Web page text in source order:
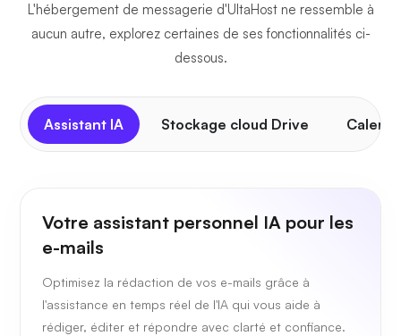
L'hébergement de messagerie d'UltaHost ne ressemble à
aucun autre, explorez certaines de ses fonctionnalités ci-
dessous.
Assistant IA Stockage cloud Drive
Votre assistant personnel IA pour les
e-mails
Optimisez la rédaction de vos e-mails grâce à
l'assistance en temps réel de l'IA qui vous aide à
rédiger, éditer et répondre avec clarté et confiance.